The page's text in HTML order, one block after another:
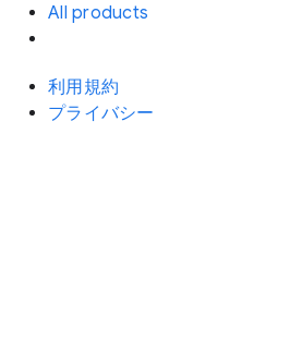
All products
利用規約
プライバシー